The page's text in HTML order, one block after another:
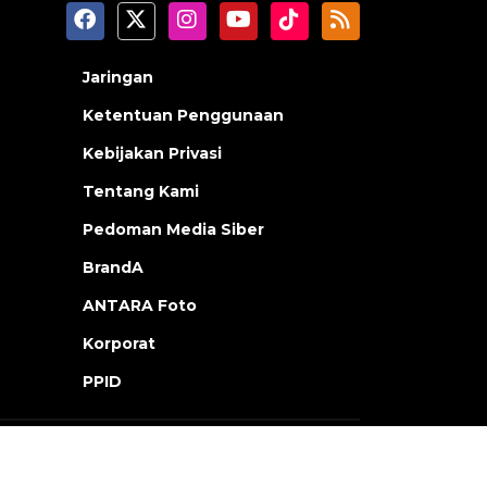
Jaringan
Ketentuan Penggunaan
Kebijakan Privasi
Tentang Kami
Pedoman Media Siber
BrandA
ANTARA Foto
Korporat
PPID